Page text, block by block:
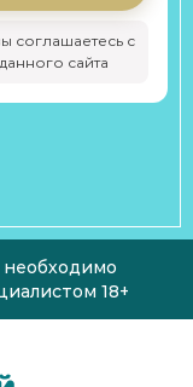
соглашаетесь с
данного сайта
18+